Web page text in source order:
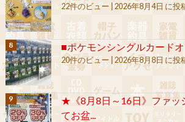
22件のビュー 2026年8月4日 に投
■ポケモンシングルカード
20件のビュー 2026年8月8日 に投
★《8月8日～16日》ファッ
てお盆...